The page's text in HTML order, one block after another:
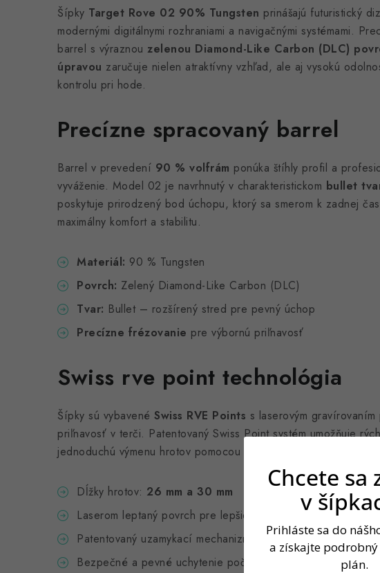
Šípky Target Rove 02 90% Tungsten prinášajú futuristický
modernými digitálnymi rozhraniami a navigačnými systémami.
barrel s výraznou zelenou Diamond-Like Carbon (DLC)
úpravou zaručuje nielen atraktívny vzhľad, ale aj vysokú
kontrolu pri hode.
Precízne spracovaný barrel
Barrel v prevedení 90 % volfrám ponúka štíhly profil a
vyváženie. Model 02 je navrhnutý v charakteristickom bullet
poskytuje prirodzený bod úchopu, ktorý sa smerom k zadnej
maximálny komfort a stabilitu.
Materiál: 90 % Tungsten
Povrch: Zelený Diamond-Like Carbon (DLC)
Tvar: Bullet – rozšírený stred pre pevný úchop
Precízne frézovanie pre výbornú priľnavosť
Swiss rve point technológia
Šípky sú vybavené Swiss RVE Points s laserovým gravírovaním
priľnavosť v terči. Patentovaný Swiss Point systém umožňuje
jednoduchú výmenu hrotov pomocou priloženého nástroja.
Dĺžky hrotov: 26 mm a 30 mm
Laserom leptaný povrch pre lepšie držanie v terči
Patentovaný uzamykací mechanizmus
Bezpečné a pevné uchytenie počas hry
Chcete sa
v
Prihláste sa do
a získajte
plán.